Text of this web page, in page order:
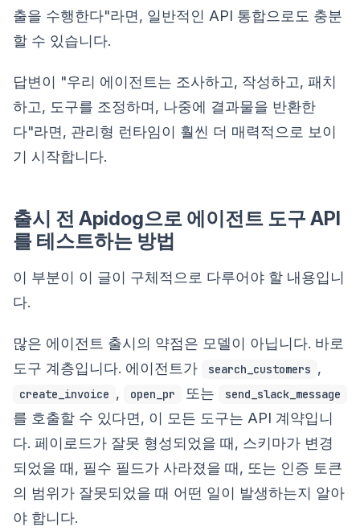
출을 수행한다"라면, 일반적인 API 통합으로도 충분
할 수 있습니다.
답변이 "우리 에이전트는 조사하고, 작성하고, 패치
하고, 도구를 조정하며, 나중에 결과물을 반환한
다"라면, 관리형 런타임이 훨씬 더 매력적으로 보이
기 시작합니다.
출시 전 Apidog으로 에이전트 도구 API
를 테스트하는 방법
이 부분이 이 글이 구체적으로 다루어야 할 내용입니
다.
많은 에이전트 출시의 약점은 모델이 아닙니다. 바로
도구 계층입니다. 에이전트가
search_customers ,
create_invoice , open_pr 또는 send_slack_message
를 호출할 수 있다면, 이 모든 도구는 API 계약입니
다. 페이로드가 잘못 형성되었을 때, 스키마가 변경
되었을 때, 필수 필드가 사라졌을 때, 또는 인증 토큰
의 범위가 잘못되었을 때 어떤 일이 발생하는지 알아
야 합니다.